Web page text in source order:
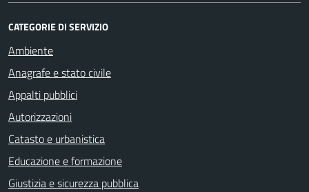
CATEGORIE DI SERVIZIO
Ambiente
Anagrafe e stato civile
Appalti pubblici
Autorizzazioni
Catasto e urbanistica
Educazione e formazione
Giustizia e sicurezza pubblica